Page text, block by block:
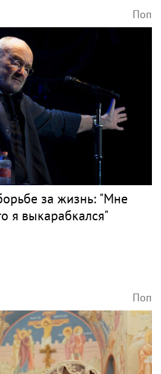
Поп
за жизнь: "Мне
я выкарабкался"
Поп